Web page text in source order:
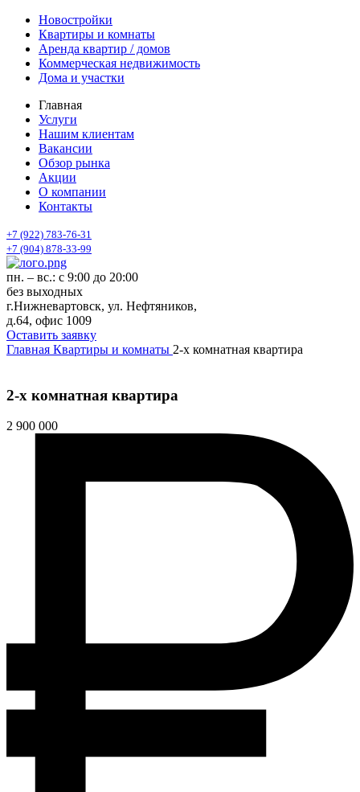
Новостройки
Квартиры и комнаты
Аренда квартир / домов
Коммерческая недвижимость
Дома и участки
Главная
Услуги
Нашим клиентам
Вакансии
Обзор рынка
Акции
О компании
Контакты
+7 (922) 783-76-31
+7 (904) 878-33-99
пн. – вс.: с 9:00 до 20:00
без выходных
г.Нижневартовск, ул. Нефтяников,
д.64, офис 1009
Оставить заявку
Главная Квартиры и комнаты 2-х комнатная квартира
2-х комнатная квартира
2 900 000